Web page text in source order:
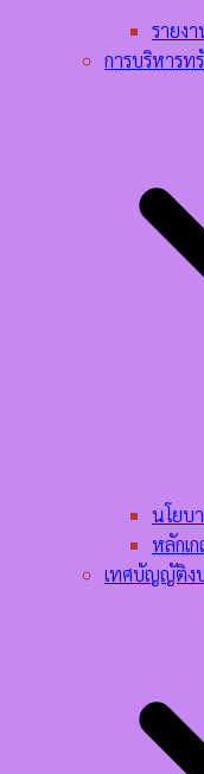
รายง
การบริหารท
นโยบ
หลักเ
เทศบัญญัติง